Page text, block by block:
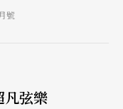
，悠遊於不同的時空，展
力。
號
凡弦樂